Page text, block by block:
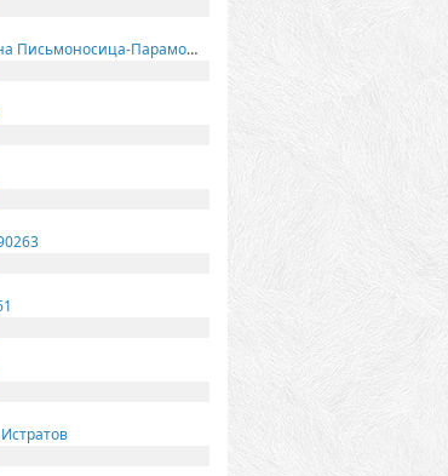
Татьяна Письмоносица-Парамонова